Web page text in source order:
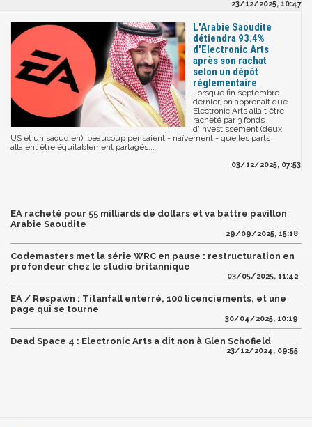
23/12/2025, 10:47
L'Arabie Saoudite
détiendra 93.4%
d'Electronic Arts
après son rachat
selon un dépôt
réglementaire
Lorsque fin septembre
dernier, on apprenait que
Electronic Arts allait être
racheté par 3 fonds
d'investissement (deux
US et un saoudien), beaucoup pensaient - naïvement - que les parts
allaient être équitablement partagés...
03/12/2025, 07:53
EA racheté pour 55 milliards de dollars et va battre pavillon
Arabie Saoudite
29/09/2025, 15:18
Codemasters met la série WRC en pause : restructuration en
profondeur chez le studio britannique
03/05/2025, 11:42
EA / Respawn : Titanfall enterré, 100 licenciements, et une
page qui se tourne
30/04/2025, 10:19
Dead Space 4 : Electronic Arts a dit non à Glen Schofield
23/12/2024, 09:55